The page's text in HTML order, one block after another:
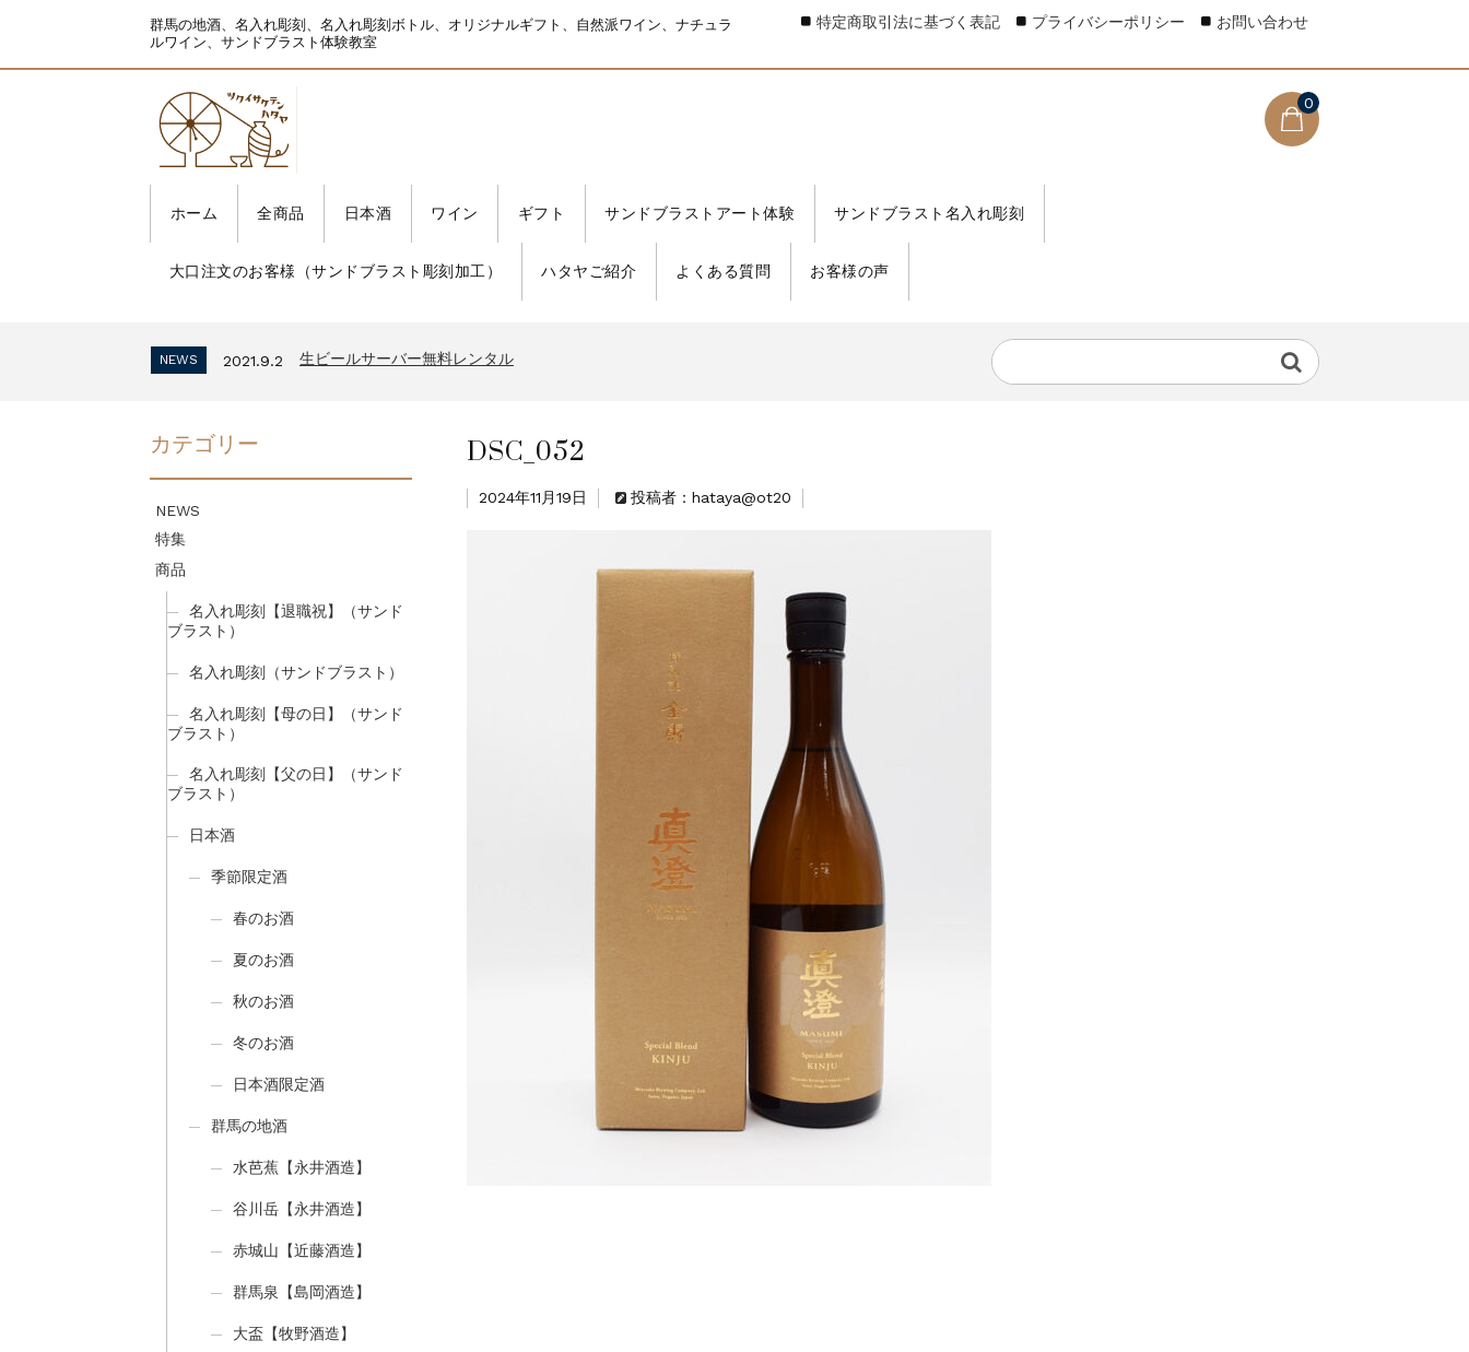
群馬の地酒、名入れ彫刻、名入れ彫刻ボトル、オリジナルギフト、自然派ワイン、ナチュラ
ルワイン、サンドブラスト体験教室
0
ホーム 全商品 日本酒 ワイン ギフト サンドブラストアート体験 サンドブラスト名入れ彫刻
大口注文のお客様（サンドブラスト彫刻加工） ハタヤご紹介 よくある質問 お客様の声
特定商取引法に基づく表記 プライバシーポリシー お問い合わせ
NEWS 2021.9.2 生ビールサーバー無料レンタル
DSC_052
2024年11月19日 投稿者：hataya@ot20
カテゴリー
NEWS
特集
商品
名入れ彫刻【退職祝】（サンド
ブラスト）
名入れ彫刻（サンドブラスト）
名入れ彫刻【母の日】（サンド
ブラスト）
名入れ彫刻【父の日】（サンド
ブラスト）
日本酒
季節限定酒
春のお酒
夏のお酒
秋のお酒
冬のお酒
日本酒限定酒
群馬の地酒
水芭蕉【永井酒造】
谷川岳【永井酒造】
赤城山【近藤酒造】
群馬泉【島岡酒造】
大盃【牧野酒造】